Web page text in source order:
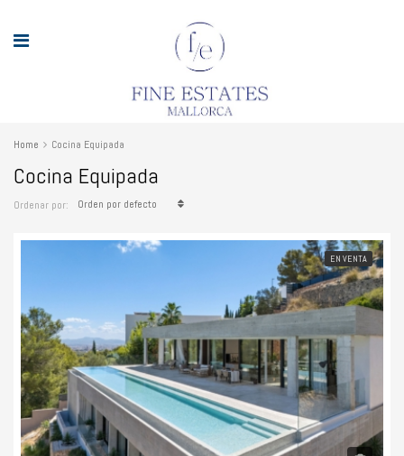
Home Cocina Equipada
Cocina Equipada
Ordenar por: Orden por defecto
EN VENTA